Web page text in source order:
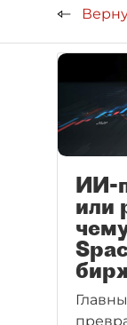
ИИ-
или